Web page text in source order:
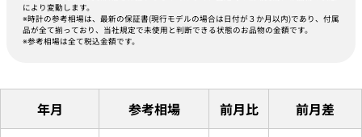
により変動します。
※時計の参考相場は、最新の保証書(現行モデルの場合は日付が３か月以内)であり、付属
品が全て揃っており、当社規定で未使用と判断できる状態のお品物の金額です。
※参考相場は全て税込金額です。
年月 参考相場 前月比 前月差